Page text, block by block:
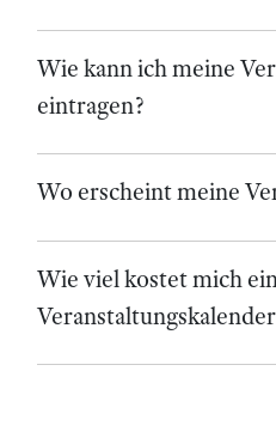
Wie kann ich meine
eintragen?
Wo erscheint meine
Wie viel kostet mich